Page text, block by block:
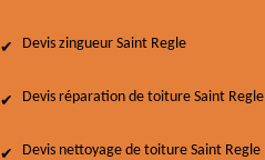
Devis zingueur Saint Regle
Devis réparation de toiture Saint Regle
Devis nettoyage de toiture Saint Regle